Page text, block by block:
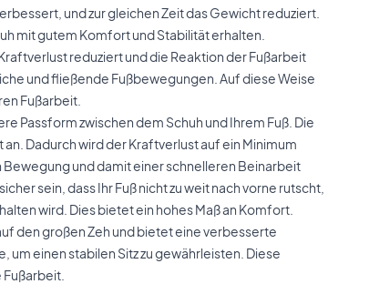
und zur gleichen Zeit das Gewicht reduziert.
mit gutem Komfort und Stabilität erhalten.
reduziert und die Reaktion der Fußarbeit
und fließende Fußbewegungen. Auf diese Weise
Fußarbeit.
Passform zwischen dem Schuh und Ihrem Fuß. Die
Dadurch wird der Kraftverlust auf ein Minimum
Bewegung und damit einer schnelleren Beinarbeit
sein, dass Ihr Fuß nicht zu weit nach vorne rutscht,
wird. Dies bietet ein hohes Maß an Komfort.
den großen Zeh und bietet eine verbesserte
um einen stabilen Sitz zu gewährleisten. Diese